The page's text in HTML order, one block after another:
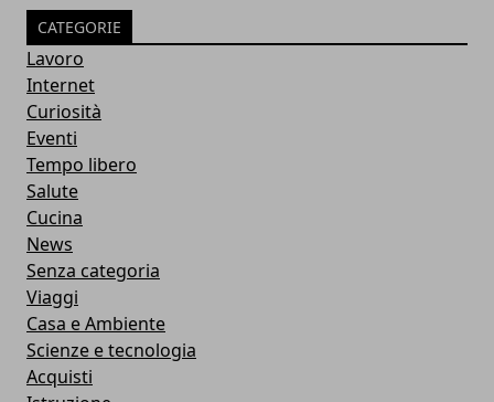
CATEGORIE
Lavoro
Internet
Curiosità
Eventi
Tempo libero
Salute
Cucina
News
Senza categoria
Viaggi
Casa e Ambiente
Scienze e tecnologia
Acquisti